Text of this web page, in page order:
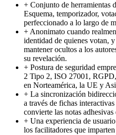
+ Conjunto de
Esquema, temporizador,
perfeccionado a lo largo de
+ Anonimato cuando
identidad de quienes votan,
mantener ocultos a los
su revelación.
+ Postura de seguridad
2 Tipo 2, ISO 27001,
en Norteamérica, la UE y
+ La sincronización
a través de fichas
convierte las notas
+ Una experiencia de
los facilitadores que